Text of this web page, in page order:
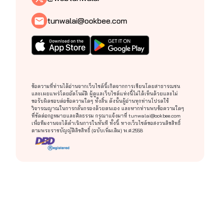
tunwalai@ookbee.com
ข้อความที่ท่านได้อ่านจากเว็บไซต์นี้เกิดจากการเขียนโดยสาธารณชน
และเผยแพร่โดยอัตโนมัติ ผู้ดูแลเว็บไซต์แห่งนี้ไม่ได้เห็นด้วยและไม่
ขอรับผิดชอบต่อข้อความใดๆ ทั้งสิ้น ดังนั้นผู้อ่านทุกท่านโปรดใช้
วิจารณญาณในการกลั่นกรองด้วยตนเอง และหากท่านพบข้อความใดๆ
ที่ขัดต่อกฎหมายและศีลธรรม กรุณาแจ้งมาที่ tunwalai@ookbee.com
เพื่อทีมงานจะได้ดำเนินการในทันที ทั้งนี้ ทางเว็บไซต์ขอสงวนลิขสิทธิ์
ตามพระราชบัญญัติลิขสิทธิ์ (ฉบับเพิ่มเติม) พ.ศ.2558